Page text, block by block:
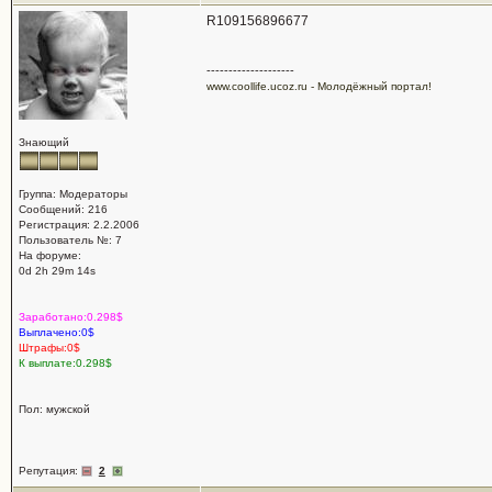
Знающий
Группа: Модераторы
Сообщений: 216
Регистрация: 2.2.2006
Пользователь №: 7
На форуме:
0d 2h 29m 14s
Заработано:0.298$
Выплачено:0$
Штрафы:0$
К выплате:0.298$
Пол: мужской
Репутация: 2
R109156896677
--------------------
www.coollife.ucoz.ru - Молодёжный портал!